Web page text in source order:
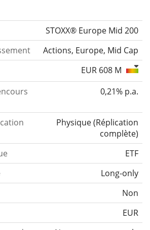
STOXX® Europe Mid 200
Actions, Europe, Mid Cap
EUR 608 M
0,21% p.a.
Physique(Réplication
complète)
ETF
Long-only
Non
EUR